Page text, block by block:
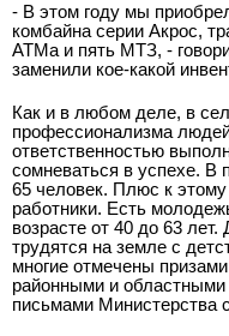
- В этом году мы
комбайна серии Акрос,
АТМа и пять МТЗ, -
заменили кое-какой
Как и в любом деле, в
профессионализма
ответственностью
сомневаться в успехе. В
65 человек. Плюс к
работники. Есть
возрасте от 40 до 63
трудятся на земле с
многие отмечены
районными и областными
письмами Министерства